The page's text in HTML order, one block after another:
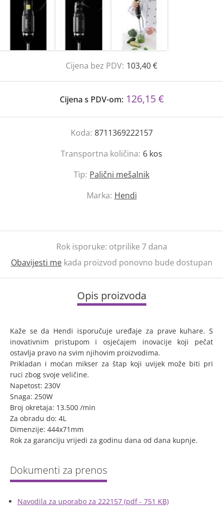
Cijena bez PDV: 103,40 €
Cijena s PDV-om: 126,15 €
Koda: 8711369222157
Transportna količina: 6 kos
Tip: Palični mešalnik
Marka: Hendi
Rok isporuke: otprilike 7 dana
Obavijesti mekada proizvod ponovno bude dostupan
Opis proizvoda
Kaže se da Hendi isporučuje uređaje za prave kuhare. S
inovativnim pristupom i osjećajem inovacije koji pečat
ostavlja pravo na svim njihovim proizvodima.
Prikladan i moćan mikser za štap koji uvijek može biti pri
ruci zbog svoje veličine.
Napetost: 230V
Snaga: 250W
Broj okretaja: 13.500 /min
Za obradu do: 4L
Dimenzije: 444x71mm
Rok za garanciju vrijedi za godinu dana od dana kupnje.
Navodila za uporabo za 222157 (pdf - 751 KB)